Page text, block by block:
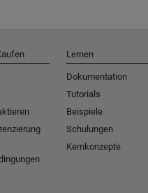
Lernen
Dokumentation
Tutorials
Beispiele
Schulungen
Kernkonzepte